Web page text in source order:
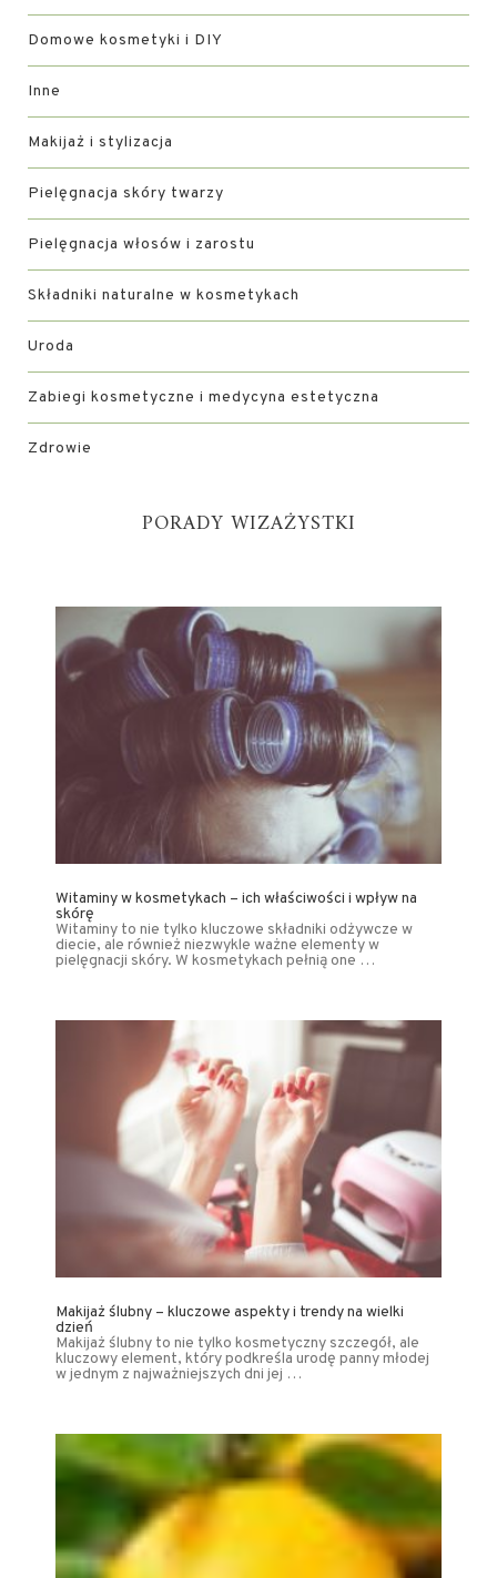
Domowe kosmetyki i DIY
Inne
Makijaż i stylizacja
Pielęgnacja skóry twarzy
Pielęgnacja włosów i zarostu
Składniki naturalne w kosmetykach
Uroda
Zabiegi kosmetyczne i medycyna estetyczna
Zdrowie
PORADY WIZAŻYSTKI
Witaminy w kosmetykach – ich właściwości i wpływ na
skórę
Witaminy to nie tylko kluczowe składniki odżywcze w
diecie, ale również niezwykle ważne elementy w
pielęgnacji skóry. W kosmetykach pełnią one …
Makijaż ślubny – kluczowe aspekty i trendy na wielki
dzień
Makijaż ślubny to nie tylko kosmetyczny szczegół, ale
kluczowy element, który podkreśla urodę panny młodej
w jednym z najważniejszych dni jej …